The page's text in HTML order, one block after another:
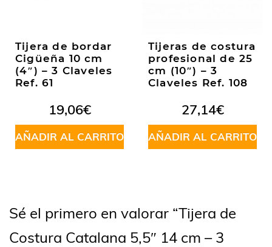
Tijera de bordar
Cigüeña 10 cm
(4″) – 3 Claveles
Ref. 61
19,06€
AÑADIR AL CARRITO
Tijeras de costura
profesional de 25
cm (10″) – 3
Claveles Ref. 108
27,14€
AÑADIR AL CARRITO
Sé el primero en valorar “Tijera de
Costura Catalana 5,5″ 14 cm – 3